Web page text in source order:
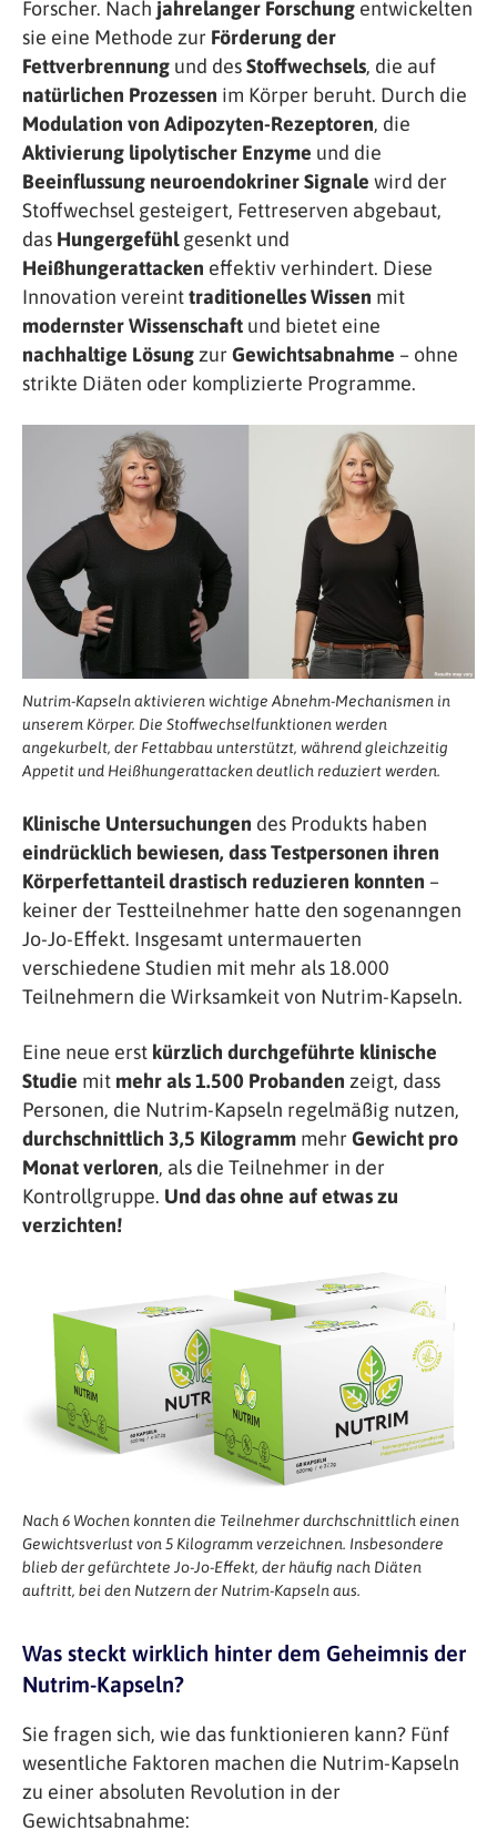
Forscher. Nach jahrelanger Forschung entwickelten
sie eine Methode zur Förderung der
Fettverbrennung und desStoffwechsels, die auf
natürlichen Prozessen im Körper beruht. Durch die
Modulation von Adipozyten-Rezeptoren, die
Aktivierung lipolytischer Enzyme und die
Beeinflussung neuroendokriner Signale wird der
Stoffwechsel gesteigert, Fettreserven abgebaut,
das Hungergefühlgesenkt und
Heißhungerattacken effektiv verhindert. Diese
Innovation vereinttraditionelles Wissen mit
modernster Wissenschaft und bietet eine
nachhaltige Lösung zurGewichtsabnahme – ohne
strikte Diäten oder komplizierte Programme.
Nutrim-Kapseln aktivieren wichtige Abnehm-Mechanismen in
unserem Körper. Die Stoffwechselfunktionen werden
angekurbelt, der Fettabbau unterstützt, während gleichzeitig
Appetit und Heißhungerattacken deutlich reduziert werden.
Klinische Untersuchungen des Produkts haben
eindrücklich bewiesen, dass Testpersonen ihren
Körperfettanteil drastisch reduzieren konnten –
keiner der Testteilnehmer hatte den sogenanngen
Jo-Jo-Effekt. Insgesamt untermauerten
verschiedene Studien mit mehr als 18.000
Teilnehmern die Wirksamkeit von Nutrim-Kapseln.
Eine neue erst kürzlich durchgeführte klinische
Studie mit mehr als 1.500 Probanden zeigt, dass
Personen, die Nutrim-Kapseln regelmäßig nutzen,
durchschnittlich 3,5 Kilogramm mehrGewicht pro
Monat verloren, als die Teilnehmer in der
Kontrollgruppe. Und das ohne auf etwas zu
verzichten!
Nach 6 Wochen konnten die Teilnehmer durchschnittlich einen
Gewichtsverlust von 5 Kilogramm verzeichnen. Insbesondere
blieb der gefürchtete Jo-Jo-Effekt, der häufig nach Diäten
auftritt, bei den Nutzern der Nutrim-Kapseln aus.
Was steckt wirklich hinter dem Geheimnis der
Nutrim-Kapseln?
Sie fragen sich, wie das funktionieren kann? Fünf
wesentliche Faktoren machen die Nutrim-Kapseln
zu einer absoluten Revolution in der
Gewichtsabnahme: